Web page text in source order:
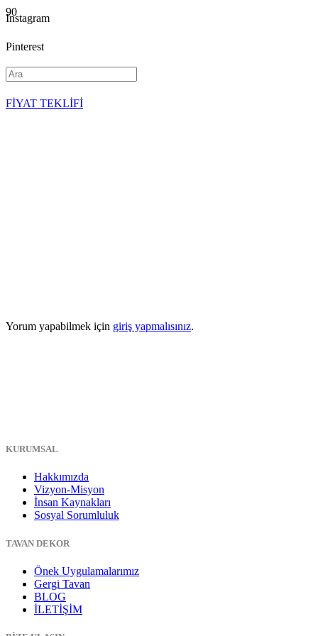
Instagram
Pinterest
YouTube
FİYAT TEKLİFİ
Yorum yapabilmek için giriş yapmalısınız.
KURUMSAL
Hakkımızda
Vizyon-Misyon
İnsan Kaynakları
Sosyal Sorumluluk
TAVAN DEKOR
Önek Uygulamalarımız
Gergi Tavan
BLOG
İLETİŞİM